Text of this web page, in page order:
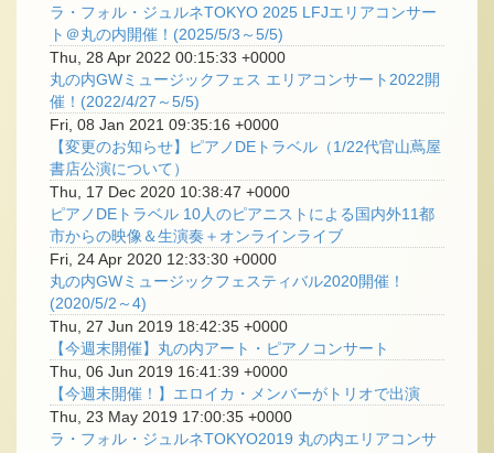
ラ・フォル・ジュルネTOKYO 2025 LFJエリアコンサー
ト＠丸の内開催！(2025/5/3～5/5)
Thu, 28 Apr 2022 00:15:33 +0000
丸の内GWミュージックフェス エリアコンサート2022開
催！(2022/4/27～5/5)
Fri, 08 Jan 2021 09:35:16 +0000
【変更のお知らせ】ピアノDEトラベル（1/22代官山蔦屋
書店公演について）
Thu, 17 Dec 2020 10:38:47 +0000
ピアノDEトラベル 10人のピアニストによる国内外11都
市からの映像＆生演奏＋オンラインライブ
Fri, 24 Apr 2020 12:33:30 +0000
丸の内GWミュージックフェスティバル2020開催！
(2020/5/2～4)
Thu, 27 Jun 2019 18:42:35 +0000
【今週末開催】丸の内アート・ピアノコンサート
Thu, 06 Jun 2019 16:41:39 +0000
【今週末開催！】エロイカ・メンバーがトリオで出演
Thu, 23 May 2019 17:00:35 +0000
ラ・フォル・ジュルネTOKYO2019 丸の内エリアコンサ